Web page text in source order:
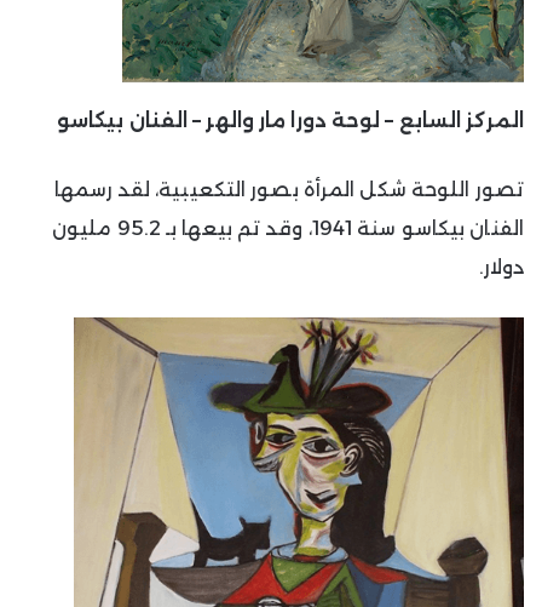
المركز السابع – لوحة دورا مار والهر – الفنان بيكاسو
تصور اللوحة شكل المرأة بصور التكعيبية، لقد رسمها
الفنان بيكاسو سنة 1941، وقد تم بيعها بـ 95.2 مليون
دولار.